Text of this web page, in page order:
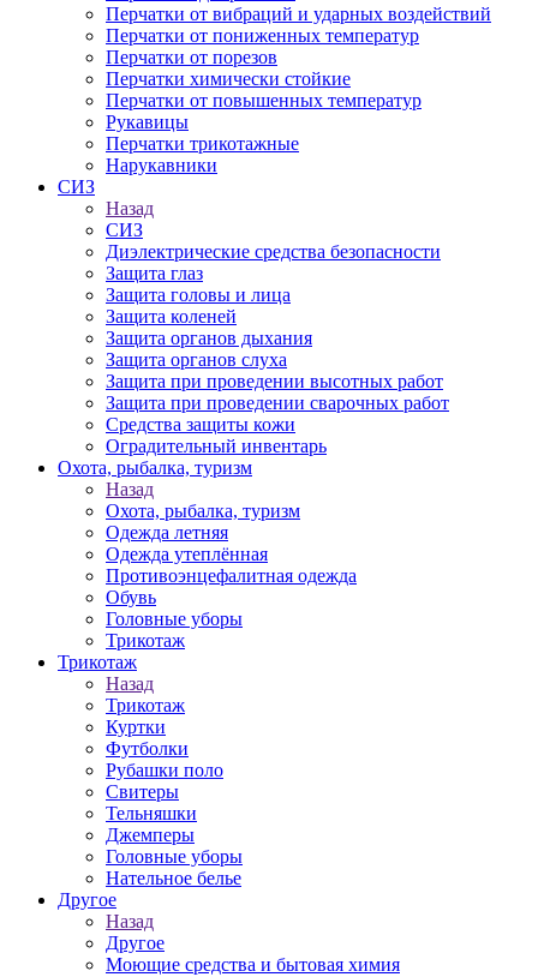
Перчатки от вибраций и ударных воздействий
Перчатки от пониженных температур
Перчатки от порезов
Перчатки химически стойкие
Перчатки от повышенных температур
Рукавицы
Перчатки трикотажные
Нарукавники
СИЗ
Назад
СИЗ
Диэлектрические средства безопасности
Защита глаз
Защита головы и лица
Защита коленей
Защита органов дыхания
Защита органов слуха
Защита при проведении высотных работ
Защита при проведении сварочных работ
Средства защиты кожи
Оградительный инвентарь
Охота, рыбалка, туризм
Назад
Охота, рыбалка, туризм
Одежда летняя
Одежда утеплённая
Противоэнцефалитная одежда
Обувь
Головные уборы
Трикотаж
Трикотаж
Назад
Трикотаж
Куртки
Футболки
Рубашки поло
Свитеры
Тельняшки
Джемперы
Головные уборы
Нательное белье
Другое
Назад
Другое
Моющие средства и бытовая химия